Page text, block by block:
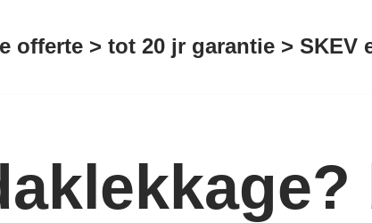
> tot 20 jr garantie > SKEV